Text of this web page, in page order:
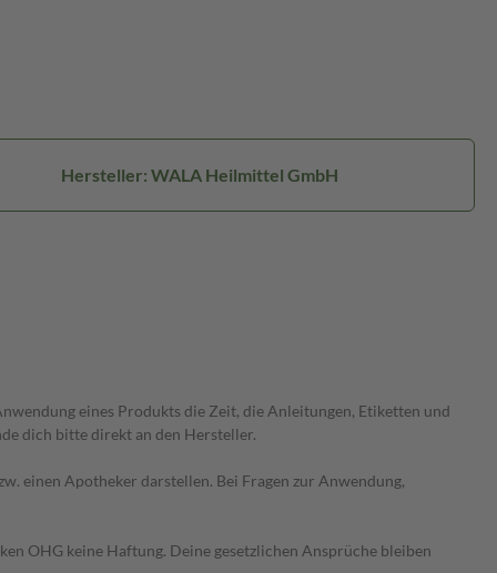
Hersteller: WALA Heilmittel GmbH
eines Produkts die Zeit, die Anleitungen, Etiketten und
dich bitte direkt an den Hersteller.
einen Apotheker darstellen. Bei Fragen zur Anwendung,
OHG keine Haftung. Deine gesetzlichen Ansprüche bleiben